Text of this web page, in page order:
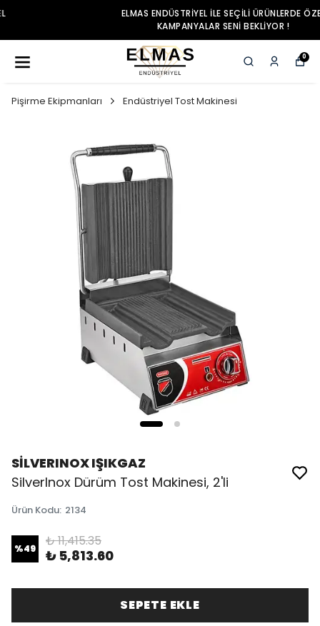
ELMAS ENDÜSTRIYEL ILE SEÇILI ÜRÜNLERDE ÖZEL
KAMPANYALAR SENI BEKLIYOR !
0
Pişirme Ekipmanları Endüstriyel Tost Makinesi
SİLVERINOX IŞIKGAZ
SilverInox Dürüm Tost Makinesi, 2'li
Ürün Kodu: 2134
%49 ₺ 11,415.35
₺ 5,813.60
SEPETE EKLE